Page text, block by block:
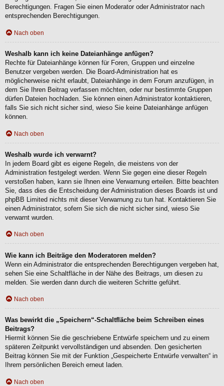
Berechtigungen. Fragen Sie einen Moderator oder Administrator nach
entsprechenden Berechtigungen.
Nach oben
Weshalb kann ich keine Dateianhänge anfügen?
Rechte für Dateianhänge können für Foren, Gruppen und einzelne
Benutzer vergeben werden. Die Board-Administration hat es
möglicherweise nicht erlaubt, Dateianhänge in dem Forum anzufügen, in
dem Sie Ihren Beitrag verfassen möchten, oder nur bestimmte Gruppen
dürfen Dateien hochladen. Sie können einen Administrator kontaktieren,
falls Sie sich nicht sicher sind, wieso Sie keine Dateianhänge anfügen
können.
Nach oben
Weshalb wurde ich verwarnt?
In jedem Board gibt es eigene Regeln, die meistens von der
Administration festgelegt werden. Wenn Sie gegen eine dieser Regeln
verstoßen haben, kann sie Ihnen eine Verwarnung erteilen. Bitte beachten
Sie, dass dies die Entscheidung der Administration dieses Boards ist und
phpBB Limited nichts mit dieser Verwarnung zu tun hat. Kontaktieren Sie
einen Administrator, sofern Sie sich die nicht sicher sind, wieso Sie
verwarnt wurden.
Nach oben
Wie kann ich Beiträge den Moderatoren melden?
Wenn ein Administrator die entsprechenden Berechtigungen vergeben hat,
sehen Sie eine Schaltfläche in der Nähe des Beitrags, um diesen zu
melden. Sie werden dann durch die weiteren Schritte geführt.
Nach oben
Was bewirkt die „Speichern“-Schaltfläche beim Schreiben eines
Beitrags?
Hiermit können Sie die geschriebene Entwürfe speichern und zu einem
späteren Zeitpunkt vervollständigen und absenden. Den gesicherten
Beitrag können Sie mit der Funktion „Gespeicherte Entwürfe verwalten“ in
Ihrem persönlichen Bereich erneut laden.
Nach oben